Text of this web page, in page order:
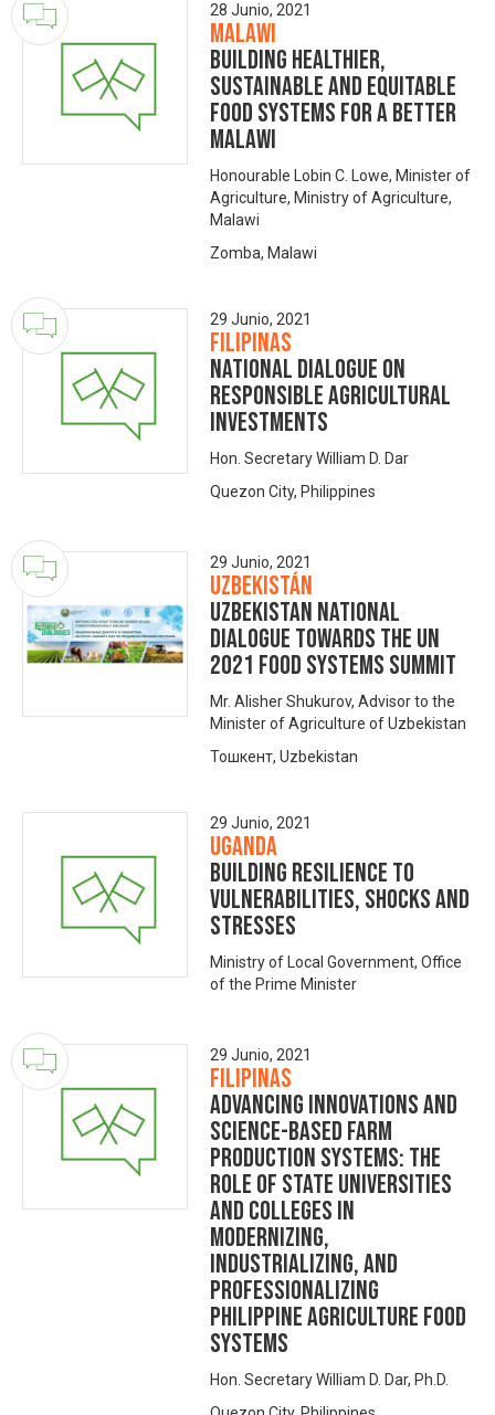
28 Junio, 2021
Malawi
Building Healthier,
Sustainable and Equitable
Food Systems for a Better
Malawi
Honourable Lobin C. Lowe, Minister of
Agriculture, Ministry of Agriculture,
Malawi
Zomba, Malawi
29 Junio, 2021
Filipinas
National Dialogue on
Responsible Agricultural
Investments
Hon. Secretary William D. Dar
Quezon City, Philippines
29 Junio, 2021
Uzbekistán
UZBEKISTAN NATIONAL
DIALOGUE TOWARDS THE UN
2021 FOOD SYSTEMS SUMMIT
Mr. Alisher Shukurov, Advisor to the
Minister of Agriculture of Uzbekistan
Тошкент, Uzbekistan
29 Junio, 2021
Uganda
Building resilience to
vulnerabilities, shocks and
stresses
Ministry of Local Government, Office
of the Prime Minister
29 Junio, 2021
Filipinas
Advancing Innovations and
Science-based Farm
Production Systems: The
Role of State Universities
and Colleges in
Modernizing,
Industrializing, and
Professionalizing
Philippine Agriculture Food
Systems
Hon. Secretary William D. Dar, Ph.D.